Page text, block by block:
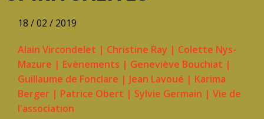
18 / 02 / 2019
Alain Vircondelet | Christine Ray | Colette Nys-
Mazure | Evènements | Geneviève Bouchiat |
Guillaume de Fonclare | Jean Lavoué | Karima
Berger | Patrice Obert | Sylvie Germain | Vie de
l'association